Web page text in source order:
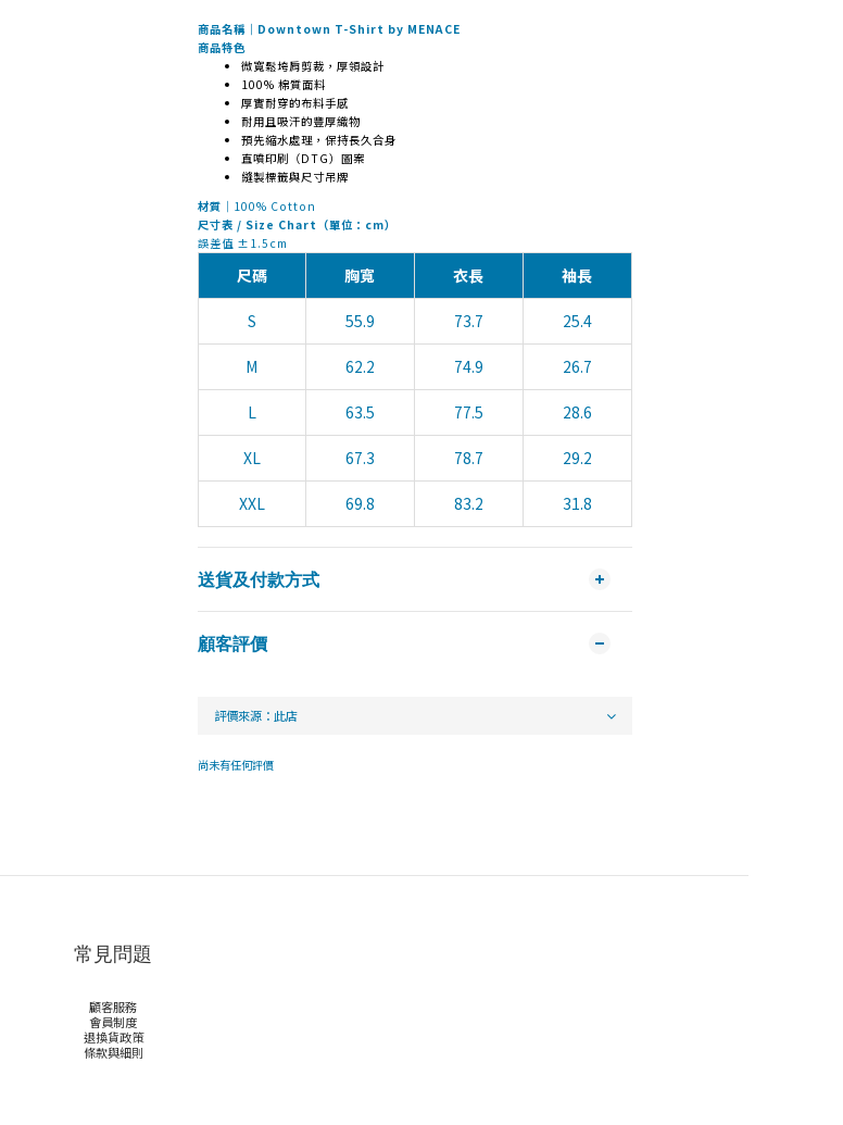
商品名稱｜Downtown T-Shirt by MENACE
商品特色
微寬鬆垮肩剪裁，厚領設計
100% 棉質面料
厚實耐穿的布料手感
耐用且吸汗的豐厚織物
預先縮水處理，保持長久合身
直噴印刷（DTG）圖案
縫製標籤與尺寸吊牌
材質 ｜100% Cotton
尺寸表 / Size Chart（單位：cm）
誤差值 ±1.5cm
尺碼 胸寬 衣長 袖長
S 55.9 73.7 25.4
M 62.2 74.9 26.7
L 63.5 77.5 28.6
XL 67.3 78.7 29.2
XXL 69.8 83.2 31.8
送貨及付款方式
顧客評價
尚未有任何評價
常見問題
顧客服務
會員制度
退換貨政策
條款與細則